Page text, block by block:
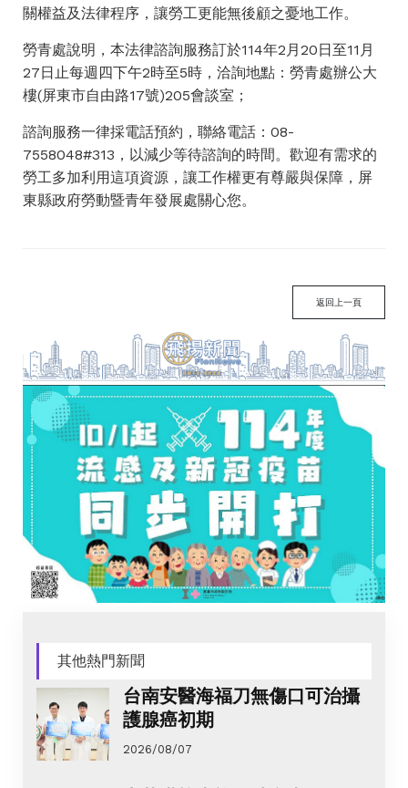
關權益及法律程序，讓勞工更能無後顧之憂地工作。
勞青處說明，本法律諮詢服務訂於114年2月20日至11月
27日止每週四下午2時至5時，洽詢地點：勞青處辦公大
樓(屏東市自由路17號)205會談室；
諮詢服務一律採電話預約，聯絡電話：08-
7558048#313，以減少等待諮詢的時間。歡迎有需求的
勞工多加利用這項資源，讓工作權更有尊嚴與保障，屏
東縣政府勞動暨青年發展處關心您。
返回上一頁
其他熱門新聞
台南安醫海福刀無傷口可治攝
護腺癌初期
2026/08/07